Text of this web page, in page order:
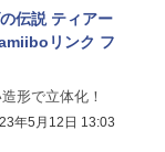
伝説 ティアー
リンク フ
形で立体化！
年5月12日 13:03